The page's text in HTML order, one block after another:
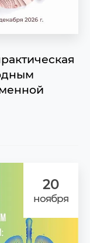
20
ноября